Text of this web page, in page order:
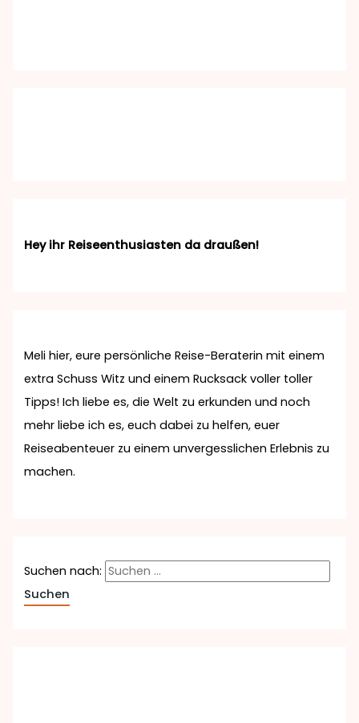
Hey ihr Reiseenthusiasten da draußen!
Meli hier, eure persönliche Reise-Beraterin mit einem
extra Schuss Witz und einem Rucksack voller toller
Tipps! Ich liebe es, die Welt zu erkunden und noch
mehr liebe ich es, euch dabei zu helfen, euer
Reiseabenteuer zu einem unvergesslichen Erlebnis zu
machen.
Suchen nach: